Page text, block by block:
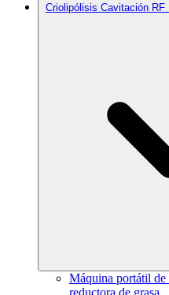
Criolipólisis Cavitación RF
Máquina portátil
reductora de grasa